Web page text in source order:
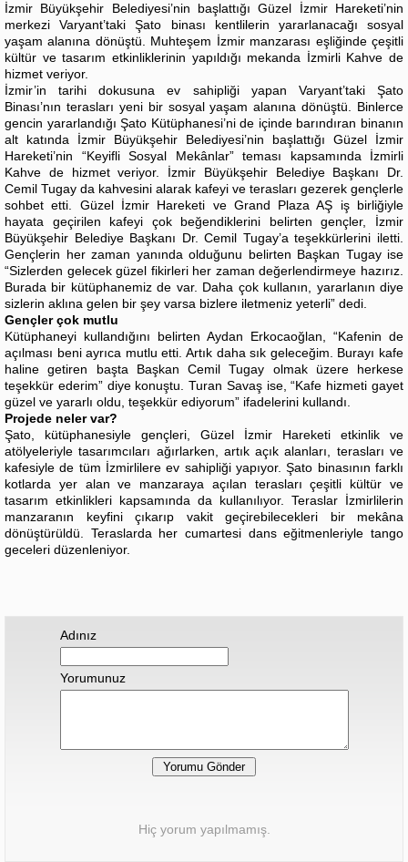
İzmir Büyükşehir Belediyesi’nin başlattığı Güzel İzmir Hareketi’nin
merkezi Varyant’taki Şato binası kentlilerin yararlanacağı sosyal
yaşam alanına dönüştü. Muhteşem İzmir manzarası eşliğinde çeşitli
kültür ve tasarım etkinliklerinin yapıldığı mekanda İzmirli Kahve de
hizmet veriyor.
İzmir’in tarihi dokusuna ev sahipliği yapan Varyant’taki Şato
Binası’nın terasları yeni bir sosyal yaşam alanına dönüştü. Binlerce
gencin yararlandığı Şato Kütüphanesi’ni de içinde barındıran binanın
alt katında İzmir Büyükşehir Belediyesi’nin başlattığı Güzel İzmir
Hareketi’nin “Keyifli Sosyal Mekânlar” teması kapsamında İzmirli
Kahve de hizmet veriyor. İzmir Büyükşehir Belediye Başkanı Dr.
Cemil Tugay da kahvesini alarak kafeyi ve terasları gezerek gençlerle
sohbet etti. Güzel İzmir Hareketi ve Grand Plaza AŞ iş birliğiyle
hayata geçirilen kafeyi çok beğendiklerini belirten gençler, İzmir
Büyükşehir Belediye Başkanı Dr. Cemil Tugay’a teşekkürlerini iletti.
Gençlerin her zaman yanında olduğunu belirten Başkan Tugay ise
“Sizlerden gelecek güzel fikirleri her zaman değerlendirmeye hazırız.
Burada bir kütüphanemiz de var. Daha çok kullanın, yararlanın diye
sizlerin aklına gelen bir şey varsa bizlere iletmeniz yeterli” dedi.
Gençler çok mutlu
Kütüphaneyi kullandığını belirten Aydan Erkocaoğlan, “Kafenin de
açılması beni ayrıca mutlu etti. Artık daha sık geleceğim. Burayı kafe
haline getiren başta Başkan Cemil Tugay olmak üzere herkese
teşekkür ederim” diye konuştu. Turan Savaş ise, “Kafe hizmeti gayet
güzel ve yararlı oldu, teşekkür ediyorum” ifadelerini kullandı.
Projede neler var?
Şato, kütüphanesiyle gençleri, Güzel İzmir Hareketi etkinlik ve
atölyeleriyle tasarımcıları ağırlarken, artık açık alanları, terasları ve
kafesiyle de tüm İzmirlilere ev sahipliği yapıyor. Şato binasının farklı
kotlarda yer alan ve manzaraya açılan terasları çeşitli kültür ve
tasarım etkinlikleri kapsamında da kullanılıyor. Teraslar İzmirlilerin
manzaranın keyfini çıkarıp vakit geçirebilecekleri bir mekâna
dönüştürüldü. Teraslarda her cumartesi dans eğitmenleriyle tango
geceleri düzenleniyor.
Adınız
Yorumunuz
Hiç yorum yapılmamış.